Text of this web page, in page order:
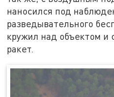
наносился под
разведывательного
кружил над объектом и
ракет.